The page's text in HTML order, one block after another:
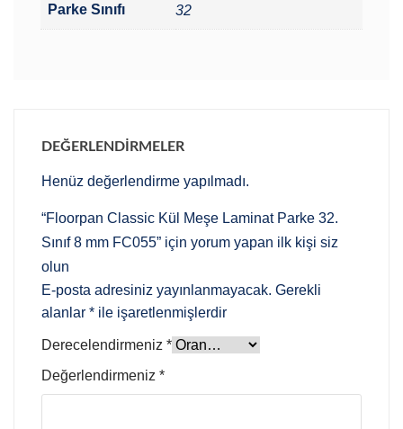
Parke Sınıfı 32
DEĞERLENDIRMELER
Henüz değerlendirme yapılmadı.
“Floorpan Classic Kül Meşe Laminat Parke 32.
Sınıf 8 mm FC055” için yorum yapan ilk kişi siz
olun
E-posta adresiniz yayınlanmayacak. Gerekli
alanlar * ile işaretlenmişlerdir
Derecelendirmeniz *
Değerlendirmeniz *